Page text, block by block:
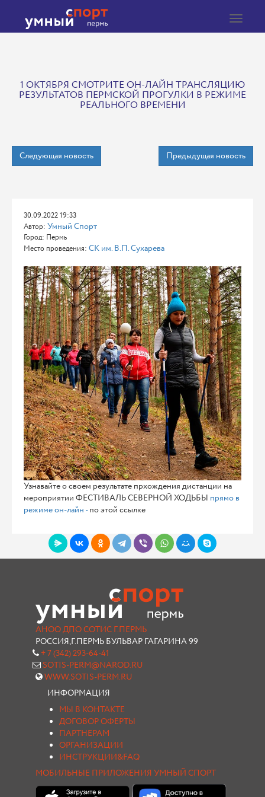
Toggle
1 ОКТЯБРЯ СМОТРИТЕ ОН-ЛАЙН ТРАНСЛЯЦИЮ
РЕЗУЛЬТАТОВ ПЕРМСКОЙ ПРОГУЛКИ В РЕЖИМЕ
РЕАЛЬНОГО ВРЕМЕНИ
Следующая новость Предыдущая новость
30.09.2022 19:33
Автор: Умный Спорт
Город: Пермь
Место проведения: СК им. В.П. Сухарева
Узнавайте о своем результате прхождения дистанции на
мероприятии ФЕСТИВАЛЬ СЕВЕРНОЙ ХОДЬБЫ прямо в
режиме он-лайн -по этой ссылке
АНОО ДПО СОТИС Г.ПЕРМЬ
РОССИЯ,Г.ПЕРМЬ БУЛЬВАР ГАГАРИНА 99
+ 7 (342) 293-64-41
SOTIS-PERM@NAROD.RU
WWW.SOTIS-PERM.RU
ИНФОРМАЦИЯ
МЫ В КОНТАКТЕ
ДОГОВОР ОФЕРТЫ
ПАРТНЕРАМ
ОРГАНИЗАЦИИ
ИНСТРУКЦИИ&FAQ
МОБИЛЬНЫЕ ПРИЛОЖЕНИЯ УМНЫЙ СПОРТ